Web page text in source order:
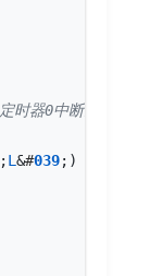
;L&#039;)